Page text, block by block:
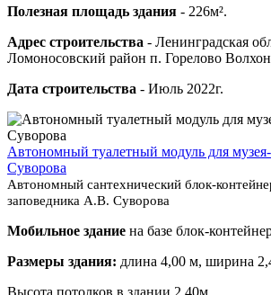
Полезная площадь здания - 226м².
Адрес строительства - Ленинградская
Ломоносовский район п. Горелово
Дата строительства - Июль 2022г.
Автономный туалетный модуль для
Суворова
Автономный сантехнический блок-
заповедника А.В. Суворова
Мобильное здание на базе блок-
Размеры здания: длина 4,00 м, ширина
Высота потолков в здании 2,40м